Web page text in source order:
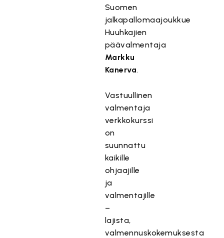
Suomen
jalkapallomaajoukkue
Huuhkajien
päävalmentaja
Markku
Kanerva.
Vastuullinen
valmentaja
verkkokurssi
on
suunnattu
kaikille
ohjaajille
ja
valmentajille
–
lajista,
valmennuskokemuksesta